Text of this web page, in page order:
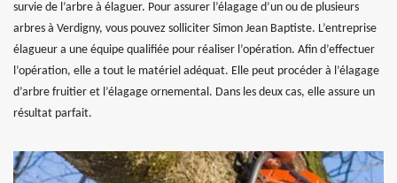
survie de l’arbre à élaguer. Pour assurer l’élagage d’un ou de plusieurs
arbres à Verdigny, vous pouvez solliciter Simon Jean Baptiste. L’entreprise
élagueur a une équipe qualifiée pour réaliser l’opération. Afin d’effectuer
l’opération, elle a tout le matériel adéquat. Elle peut procéder à l’élagage
d’arbre fruitier et l’élagage ornemental. Dans les deux cas, elle assure un
résultat parfait.